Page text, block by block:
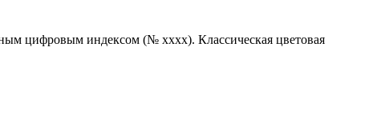
цифровым индексом (№ xxxx). Классическая цветовая